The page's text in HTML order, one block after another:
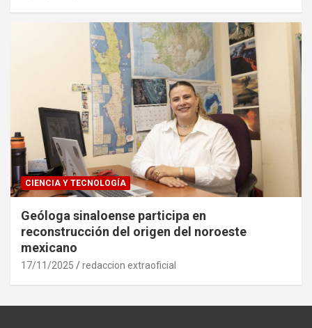
CIENCIA Y TECNOLOGÍA
Geóloga sinaloense participa en
reconstrucción del origen del noroeste
mexicano
17/11/2025 redaccion extraoficial